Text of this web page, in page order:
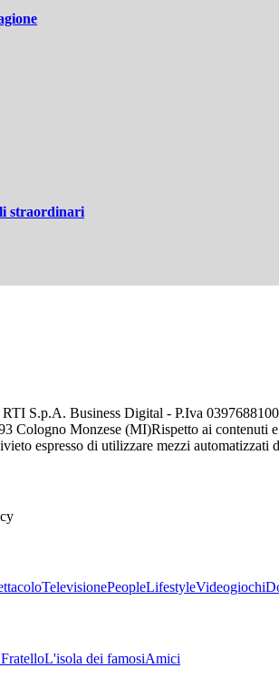
straordinari
RTI S.p.A. Business Digital - P.Iva
Cologno Monzese (MI)Rispetto ai contenuti
espresso di utilizzare mezzi automatizzati
TelevisionePeopleLifestyleVideogiochi
L'isola dei famosiAmici